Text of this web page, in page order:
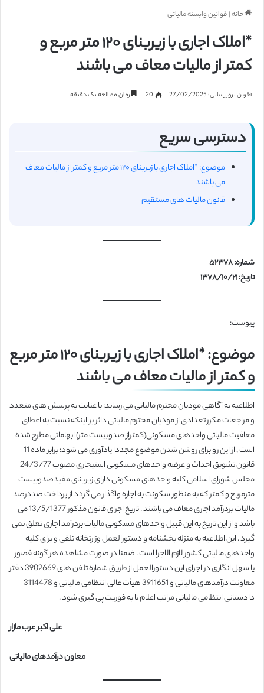
خانه|قوانین وابسته مالیاتی
*املاک اجاری با زیربنای ۱۲۰ متر مربع و
کمتر از مالیات معاف می باشند
آخرین بروزرسانی: 27/02/2025 20 زمان مطالعه یک دقیقه
دسترسی سریع
موضوع: *املاک اجاری با زیربنای ۱۲۰ متر مربع و کمتر از مالیات معاف
می باشند
قانون مالیات های مستقیم
شماره: ۵۲۳۷۸
تاریخ: ۱۳۷۸/۱۰/۲۱
پیوست:
موضوع: *املاک اجاری با زیربنای ۱۲۰ متر مربع
و کمتر از مالیات معاف می باشند
اطلاعیه به آگاهی مودیان محترم مالیاتی می رساند: با عنایت به پرسش های متعدد
و مراجعات مکرر تعدادی از مودیان محترم مالیاتی دائر بر اینکه نسبت به اعطای
معافیت مالیاتی واحدهای مسکونی(کمتراز صدوبیست متر) ابهاماتی مطرح شده
است , از این رو برای روشن شدن موضوع مجددا یادآوری می شود: برابر ماده 11
قانون تشویق احداث و عرضه واحدهای مسکونی استیجاری مصوب 24/3/77
مجلس شورای اسلامی کلیه واحدهای مسکونی دارای زیربنای مفیدصدوبیست
مترمربع و کمتر که به منظور سکونت به اجاره واگذار می گردد از پرداخت صددرصد
مالیات بردرآمد اجاری معاف می باشند . تاریخ اجرای قانون مذکور 13/5/1377 می
باشد و از این تاریخ به این قبیل واحدهای مسکونی مالیات بردرآمد اجاری تعلق نمی
گیرد . این اطلاعیه به منزله بخشنامه و دستورالعمل وزارتخانه تلقی و برای کلیه
واحدهای مالیاتی کشور لازم الاجرا است . ضمنا در صورت مشاهده هر گونه قصور
یا سهل انگاری در اجرای این دستورالعمل از طریق شماره تلفن های 3902669 دفتر
معاونت درآمدهای مالیاتی و 3911651 هیأت عالی انتظامی مالیاتی و 3114478
دادستانی انتظامی مالیاتی مراتب اعلام تا به فوریت پی گیری شود .
علی اکبر عرب مازار
معاون درآمدهای مالیاتی